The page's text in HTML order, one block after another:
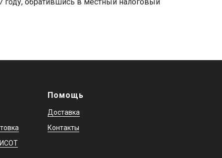
Помощь
Доставка
Контакты